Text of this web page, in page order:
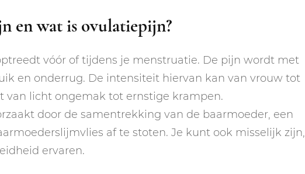
en wat is ovulatiepijn?
vóór of tijdens je menstruatie. De pijn wordt met
en onderrug. De intensiteit hiervan kan van vrouw tot
van licht ongemak tot ernstige krampen.
door de samentrekking van de baarmoeder, een
af te stoten. Je kunt ook misselijk zijn,
ervaren.